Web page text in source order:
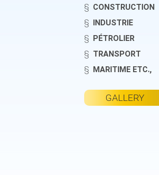
§ CONSTRUCTION
§ INDUSTRIE
§ PÉTROLIER
§ TRANSPORT
§ MARITIME ETC.,
GALLERY